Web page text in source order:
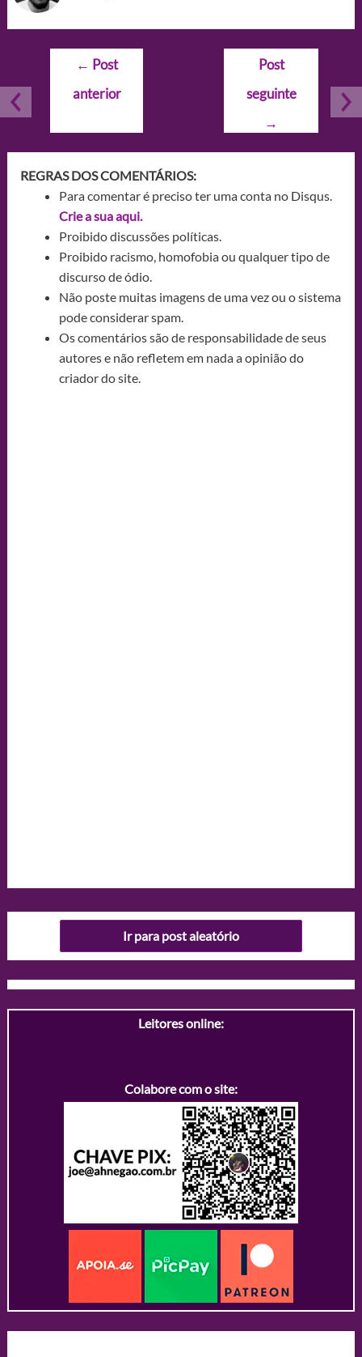
Navegação
Post
← Post
anterior
Post
seguinte
→
REGRAS DOS COMENTÁRIOS:
Para comentar é preciso ter uma conta no Disqus.
Crie a sua aqui.
Proibido discussões políticas.
Proibido racismo, homofobia ou qualquer tipo de
discurso de ódio.
Não poste muitas imagens de uma vez ou o sistema
pode considerar spam.
Os comentários são de responsabilidade de seus
autores e não refletem em nada a opinião do
criador do site.
Ir para post aleatório
Leitores online:
Colabore com o site: